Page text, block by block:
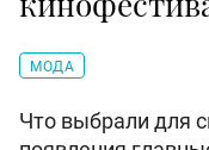
МОДА
Что выбрали для